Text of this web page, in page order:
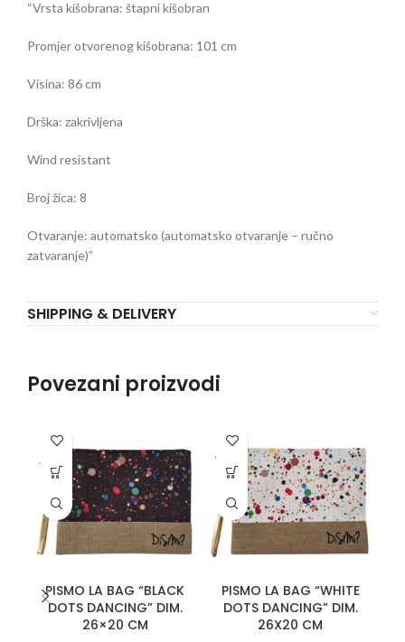
“Vrsta kišobrana: štapni kišobran
Promjer otvorenog kišobrana: 101 cm
Visina: 86 cm
Drška: zakrivljena
Wind resistant
Broj žica: 8
Otvaranje: automatsko (automatsko otvaranje – ručno
zatvaranje)”
SHIPPING & DELIVERY
Povezani proizvodi
PISMO LA BAG “BLACK
DOTS DANCING” DIM.
26×20 CM
PISMO LA BAG “WHITE
DOTS DANCING” DIM.
26X20 CM